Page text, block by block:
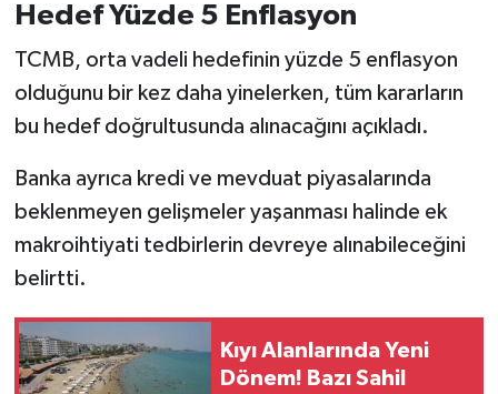
Hedef Yüzde 5 Enflasyon
TCMB, orta vadeli hedefinin yüzde 5 enflasyon
olduğunu bir kez daha yinelerken, tüm kararların
bu hedef doğrultusunda alınacağını açıkladı.
Banka ayrıca kredi ve mevduat piyasalarında
beklenmeyen gelişmeler yaşanması halinde ek
makroihtiyati tedbirlerin devreye alınabileceğini
belirtti.
Kıyı Alanlarında Yeni
Dönem! Bazı Sahil